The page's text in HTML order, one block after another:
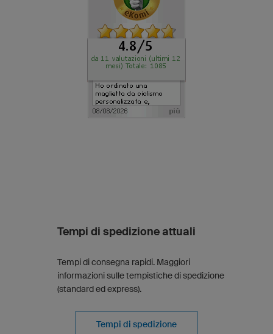
Tempi di spedizione attuali
Tempi di consegna rapidi. Maggiori
informazioni sulle tempistiche di spedizione
(standard ed express).
Tempi di spedizione